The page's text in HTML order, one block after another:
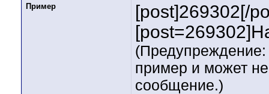
Пример
[post]269302[/
пример и может
сообщение.)